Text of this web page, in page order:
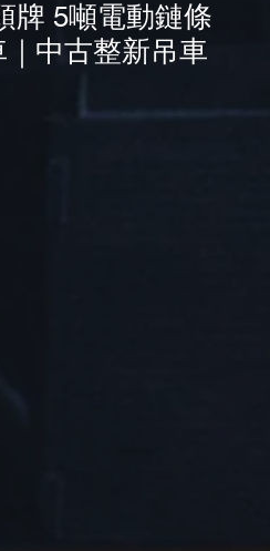
牌 5噸電動鏈條
中古整新吊車